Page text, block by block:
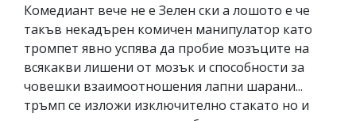
Комедиант вече не е Зелен ски а лошото е че
такъв некадърен комичен манипулатор като
тромпет явно успява да пробие мозъците на
всякакви лишени от мозък и способности за
човешки взаимоотношения лапни шарани...
тръмп се изложи изключително стакато но и